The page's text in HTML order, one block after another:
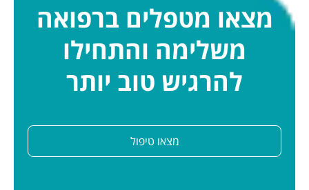
מצאו מטפלים ברפואה
משלימה והתחילו
להרגיש טוב יותר
מצאו טיפול